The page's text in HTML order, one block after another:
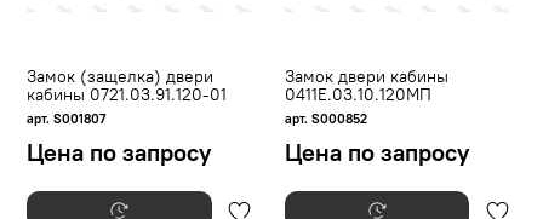
Замок (защелка) двери
кабины 0721.03.91.120-01
арт. S001807
Цена по запросу
Замок двери кабины
0411Е.03.10.120МП
арт. S000852
Цена по запросу